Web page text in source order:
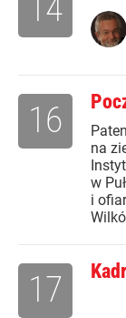
14
na
w
i
16
17